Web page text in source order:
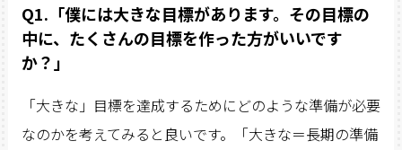
Q1.「僕には大きな目標があります。その目標の
中に、たくさんの目標を作った方がいいです
か？」
「大きな」目標を達成するためにどのような準備が必要
なのかを考えてみると良いです。「大きな＝長期の準備